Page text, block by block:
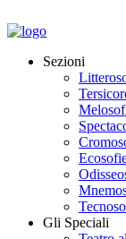
Sezioni
Gli Speciali